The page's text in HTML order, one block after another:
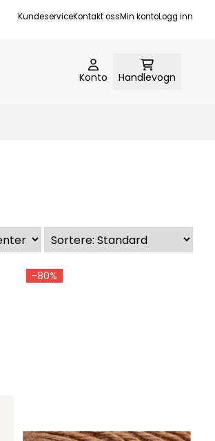
KundeserviceKontakt ossMin kontoLogg inn
Konto Handlevogn
-80%